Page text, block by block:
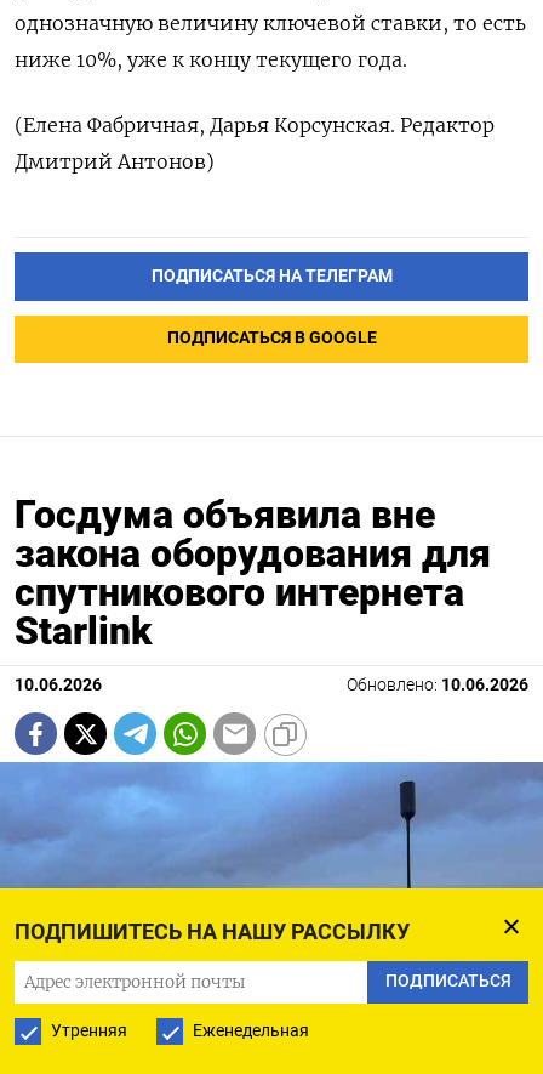
ПОДПИШИТЕСЬ НА НАШУ РАССЫЛКУ
ПОДПИСАТЬСЯ
Утренняя Еженедельная
однозначную величину ​ключевой ставки, то есть
ниже 10%, уже к концу ‌текущего года.
(Елена Фабричная, Дарья Корсунская. Редактор
Дмитрий Антонов)
ПОДПИСАТЬСЯ НА ТЕЛЕГРАМ
ПОДПИСАТЬСЯ В GOOGLE
Госдума объявила вне
закона оборудования для
спутникового интернета
Starlink
10.06.2026 Обновлено: 10.06.2026